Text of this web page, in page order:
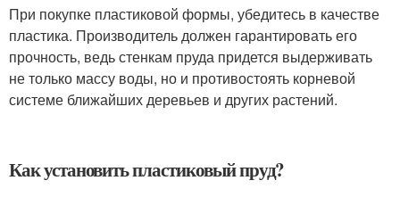
При покупке пластиковой формы, убедитесь в качестве
пластика. Производитель должен гарантировать его
прочность, ведь стенкам пруда придется выдерживать
не только массу воды, но и противостоять корневой
системе ближайших деревьев и других растений.
Как установить пластиковый пруд?